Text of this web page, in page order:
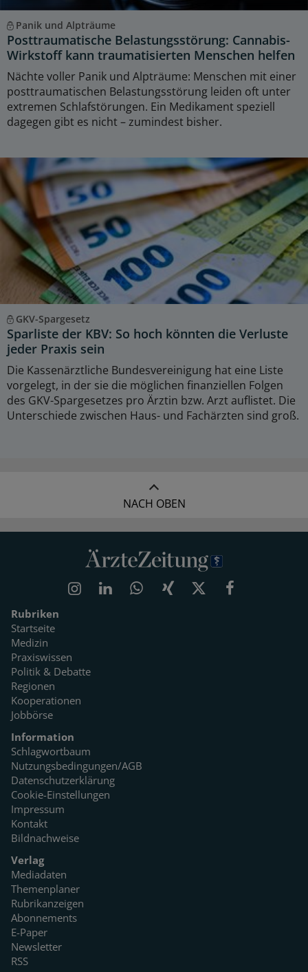
Panik und Alpträume
Posttraumatische Belastungsstörung: Cannabis-
Wirkstoff kann traumatisierten Menschen helfen
Nächte voller Panik und Alpträume: Menschen mit einer
posttraumatischen Belastungsstörung leiden oft unter
extremen Schlafstörungen. Ein Medikament speziell
dagegen gibt es nicht – zumindest bisher.
GKV-Spargesetz
Sparliste der KBV: So hoch könnten die Verluste
jeder Praxis sein
Die Kassenärztliche Bundesvereinigung hat eine Liste
vorgelegt, in der sie die möglichen finanziellen Folgen
des GKV-Spargesetzes pro Ärztin bzw. Arzt auflistet. Die
Unterschiede zwischen Haus- und Fachärzten sind groß.
NACH OBEN
Rubriken
Startseite
Medizin
Praxiswissen
Politik & Debatte
Regionen
Kooperationen
Jobbörse
Information
Schlagwortbaum
Nutzungsbedingungen/AGB
Datenschutzerklärung
Cookie-Einstellungen
Impressum
Kontakt
Bildnachweise
Verlag
Mediadaten
Themenplaner
Rubrikanzeigen
Abonnements
E-Paper
Newsletter
RSS